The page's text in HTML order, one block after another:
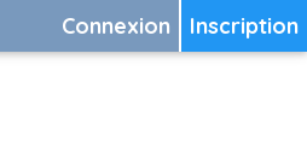
Inscription
Connexion